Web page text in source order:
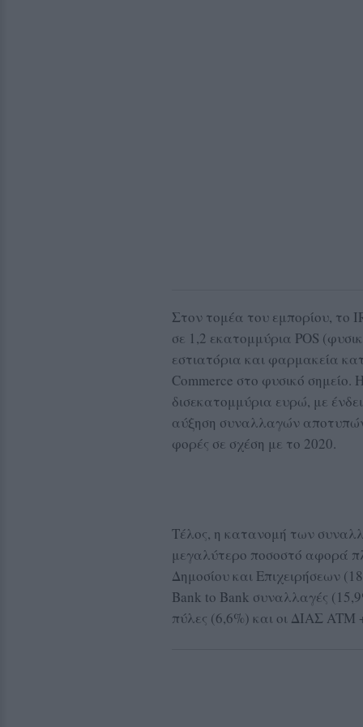
Στον τομέα του εμπορίου, το
σε 1,2 εκατομμύρια POS
εστιατόρια και φαρμακεία
Commerce στο φυσικό
δισεκατομμύρια ευρώ, με
αύξηση συναλλαγών
φορές σε σχέση με το 2020.
Τέλος, η κατανομή των
μεγαλύτερο ποσοστό αφορά
Δημοσίου και Επιχειρήσεων
Bank to Bank συναλλαγές
πύλες (6,6%) και οι ΔΙΑΣ ATM